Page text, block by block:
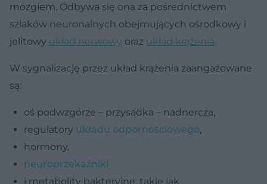
mózgiem. Odbywa się ona za pośrednictwem
szlaków neuronalnych obejmujących ośrodkowy i
jelitowy układ nerwowy oraz układ krążenia.
W sygnalizację przez układ krążenia zaangażowane
są:
oś podwzgórze – przysadka – nadnercza,
regulatory układu odpornościowego,
hormony,
neuroprzekaźniki
i metabolity bakteryjne, takie jak